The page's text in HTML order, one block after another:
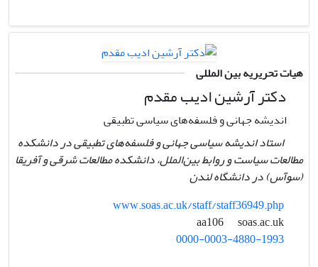
هیات تحریریه بین المللی
دکتر آرشین ادیب مقدم
اندیشه جهانی و فلسفه‌های سیاسی تطبیقی
استاد اندیشه سیاسی جهانی و فلسفه‌های تطبیقی در دانشکده
مطالعات سیاست و روابط بین‌الملل، دانشکده مطالعات شرقی و آفریقا
(سوآس) در دانشگاه لندن
www.soas.ac.uk/staff/staff36949.php
soas.ac.uk
0000-0003-4880-1993